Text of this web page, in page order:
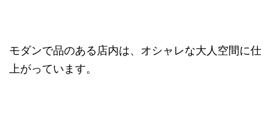
モダンで品のある店内は、オシャレな大人空間に仕
上がっています。